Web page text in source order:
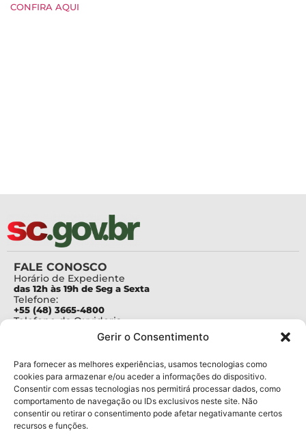
Gerir o Consentimento
Para fornecer as melhores experiências, usamos tecnologias como
cookies para armazenar e/ou aceder a informações do dispositivo.
Consentir com essas tecnologias nos permitirá processar dados, como
comportamento de navegação ou IDs exclusivos neste site. Não
consentir ou retirar o consentimento pode afetar negativamante certos
recursos e funções.
CONFIRA AQUI
FALE CONOSCO
Horário de Expediente
das 12h às 19h de Seg a Sexta
Telefone:
+55 (48) 3665-4800
Telefone da Ouvidoria
Para assuntos relacionados à Pesquisa
pesquisa@fapesc.sc.gov.br
Para assuntos relacionados à Inovação
inovacao@fapesc.sc.gov.br
Para assuntos relacionados à Bolsas
bolsas@fapesc.sc.gov.br
Para assuntos relacionados à Prestação de Contas